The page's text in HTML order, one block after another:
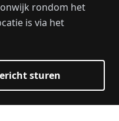
rondom het
is via het
sturen